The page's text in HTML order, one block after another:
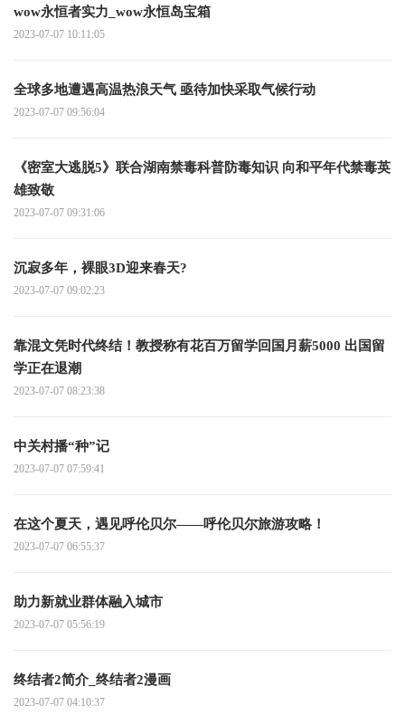
wow永恒者实力_wow永恒岛宝箱
2023-07-07 10:11:05
全球多地遭遇高温热浪天气 亟待加快采取气候行动
2023-07-07 09:56:04
《密室大逃脱5》联合湖南禁毒科普防毒知识 向和平年代禁毒英
雄致敬
2023-07-07 09:31:06
沉寂多年，裸眼3D迎来春天?
2023-07-07 09:02:23
靠混文凭时代终结！教授称有花百万留学回国月薪5000 出国留
学正在退潮
2023-07-07 08:23:38
中关村播“种”记
2023-07-07 07:59:41
在这个夏天，遇见呼伦贝尔——呼伦贝尔旅游攻略！
2023-07-07 06:55:37
助力新就业群体融入城市
2023-07-07 05:56:19
终结者2简介_终结者2漫画
2023-07-07 04:10:37